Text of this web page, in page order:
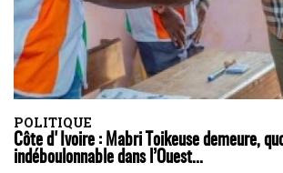
POLITIQUE
Côte d'Ivoire : Mabri Toikeuse demeure,
indéboulonnable dans l’Ouest...